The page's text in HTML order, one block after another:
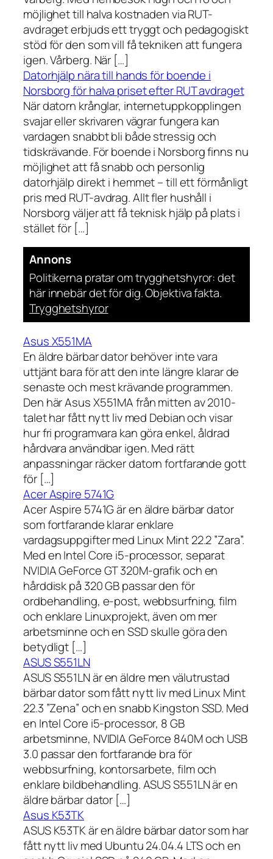
möjlighet till halva kostnaden via RUT-
avdraget erbjuds ett tryggt och pedagogiskt
stöd för den som vill få tekniken att fungera
igen. Vårberg. När […]
Datorhjälp nära till hands för boende i
Norsborg för halva priset efter RUT avdraget
När datorn krånglar, internetuppkopplingen
svajar eller skrivaren vägrar fungera kan
vardagen snabbt bli både stressig och
tidskrävande. För boende i Norsborg finns nu
möjlighet att få snabb och personlig
datorhjälp direkt i hemmet – till ett förmånligt
pris med RUT-avdrag. Allt fler hushåll i
Norsborg väljer att få teknisk hjälp på plats i
stället för […]
Annons
Politikerna pratar om trygghetshyror: det
här innebär det för dig. Objektiva fakta.
Trygghetshyror
Asus X551MA
En äldre bärbar dator behöver inte vara
uttjänt bara för att den inte längre klarar de
senaste och mest krävande programmen.
Den här Asus X551MA från mitten av 2010-
talet har fått nytt liv med Debian och visar
hur fri programvara kan göra enkel, åldrad
hårdvara användbar igen. Med rätt
anpassningar räcker datorn fortfarande gott
för […]
Acer Aspire 5741G
Acer Aspire 5741G är en äldre bärbar dator
som fortfarande klarar enklare
vardagsuppgifter med Linux Mint 22.2 ”Zara”.
Med en Intel Core i5-processor, separat
NVIDIA GeForce GT 320M-grafik och en
hårddisk på 320 GB passar den för
ordbehandling, e-post, webbsurfning, film
och enklare Linuxprojekt, även om mer
arbetsminne och en SSD skulle göra den
betydligt […]
ASUS S551LN
ASUS S551LN är en äldre men välutrustad
bärbar dator som fått nytt liv med Linux Mint
22.3 ”Zena” och en snabb Kingston SSD. Med
en Intel Core i5-processor, 8 GB
arbetsminne, NVIDIA GeForce 840M och USB
3.0 passar den fortfarande bra för
webbsurfning, kontorsarbete, film och
enklare bildbehandling. ASUS S551LN är en
äldre bärbar dator […]
Asus K53TK
ASUS K53TK är en äldre bärbar dator som har
fått nytt liv med Ubuntu 24.04.4 LTS och en